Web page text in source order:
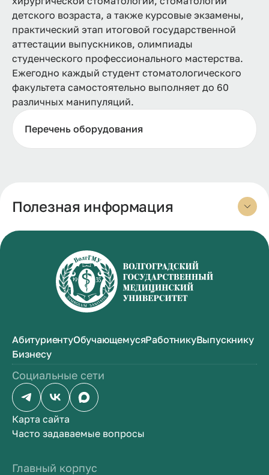
детского возраста, а также курсовые экзамены,
практический этап итоговой государственной
аттестации выпускников, олимпиады
студенческого профессионального мастерства.
Ежегодно каждый студент стоматологического
факультета самостоятельно выполняет до 60
различных манипуляций.
Перечень оборудования
Полезная информация
АбитуриентуОбучающемусяРаботникуВыпускнику
Бизнесу
Социальные сети
Карта сайта
Часто задаваемые вопросы
Главный корпус